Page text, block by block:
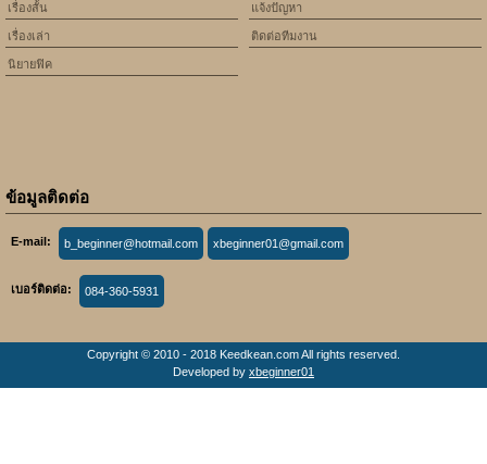
แจ้งปัญหา
ติดต่อทีมงาน
เรื่องสั้น
เรื่องเล่า
นิยายฟิค
ข้อมูลติดต่อ
E-mail: b_beginner@hotmail.com xbeginner01@gmail.com
เบอร์ติดต่อ: 084-360-5931
Copyright © 2010 - 2018 Keedkean.com All rights reserved.
Developed by xbeginner01